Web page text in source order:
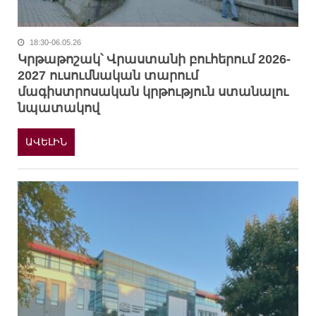
18:30-06.05.26
Կրթաթոշակ՝ Վրաստանի բուհերում 2026-
2027 ուսումնական տարում
մագիստրոսական կրթություն ստանալու
նպատակով
ԱՎԵԼԻՆ